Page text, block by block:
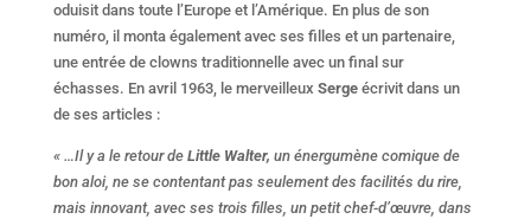
oduisit dans toute l’Europe et l’Amérique. En plus de son
numéro, il monta également avec ses filles et un partenaire,
une entrée de clowns traditionnelle avec un final sur
échasses. En avril 1963, le merveilleux Sergeécrivit dans un
de ses articles :
« …Il y a le retour de Little Walter, un énergumène comique de
bon aloi, ne se contentant pas seule­ment des facilités du rire,
mais inno­vant, avec ses trois filles, un petit chef-d’œuvre, dans